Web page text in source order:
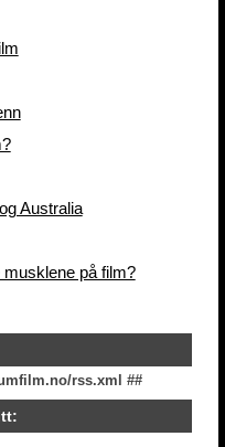
Australia
på film?
rss.xml ##